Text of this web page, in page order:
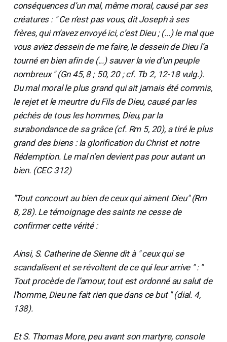
conséquences d’un mal, même moral, causé par ses
créatures : " Ce n’est pas vous, dit Joseph à ses
frères, qui m’avez envoyé ici, c’est Dieu ; (...) le mal que
vous aviez dessein de me faire, le dessein de Dieu l’a
tourné en bien afin de (...) sauver la vie d’un peuple
nombreux " (Gn 45, 8 ; 50, 20 ; cf. Tb 2, 12-18 vulg.).
Du mal moral le plus grand qui ait jamais été commis,
le rejet et le meurtre du Fils de Dieu, causé par les
péchés de tous les hommes, Dieu, par la
surabondance de sa grâce (cf. Rm 5, 20), a tiré le plus
grand des biens : la glorification du Christ et notre
Rédemption. Le mal n’en devient pas pour autant un
bien. (CEC 312)
"Tout concourt au bien de ceux qui aiment Dieu" (Rm
8, 28). Le témoignage des saints ne cesse de
confirmer cette vérité :
Ainsi, S. Catherine de Sienne dit à " ceux qui se
scandalisent et se révoltent de ce qui leur arrive " : "
Tout procède de l’amour, tout est ordonné au salut de
l’homme, Dieu ne fait rien que dans ce but " (dial. 4,
138).
Et S. Thomas More, peu avant son martyre, console